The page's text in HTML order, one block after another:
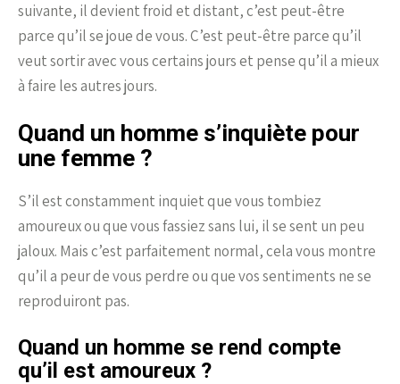
suivante, il devient froid et distant, c’est peut-être
parce qu’il se joue de vous. C’est peut-être parce qu’il
veut sortir avec vous certains jours et pense qu’il a mieux
à faire les autres jours.
Quand un homme s’inquiète pour
une femme ?
S’il est constamment inquiet que vous tombiez
amoureux ou que vous fassiez sans lui, il se sent un peu
jaloux. Mais c’est parfaitement normal, cela vous montre
qu’il a peur de vous perdre ou que vos sentiments ne se
reproduiront pas.
Quand un homme se rend compte
qu’il est amoureux ?